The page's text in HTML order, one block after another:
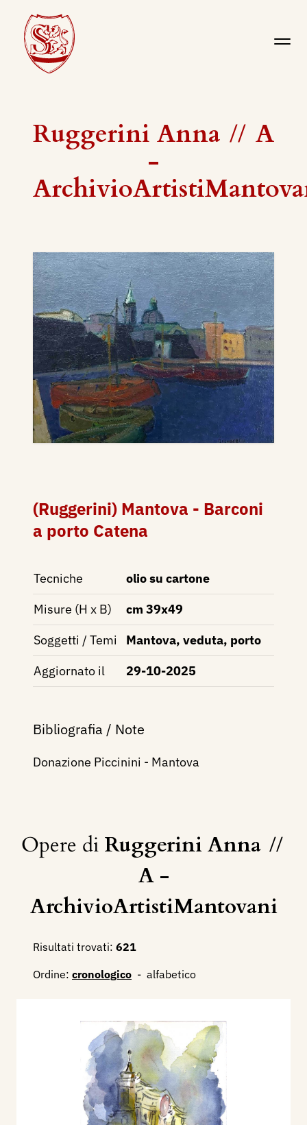
Ruggerini Anna // A
-
(Ruggerini) Mantova - Barconi
a porto Catena
Tecniche
olio su cartone
Misure (H x B)
cm 39x49
Soggetti / Temi
Mantova, veduta, porto
Aggiornato il
29-10-2025
Bibliografia / Note
Donazione Piccinini - Mantova
Opere di Ruggerini Anna //
A -
ArchivioArtistiMantovani
Risultati trovati: 621
Ordine: cronologico - alfabetico